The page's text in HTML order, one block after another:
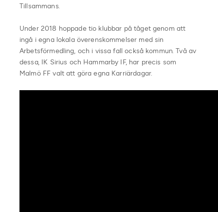
Tillsammans.
Under 2018 hoppade tio klubbar på tåget genom att
ingå i egna lokala överenskommelser med sin
Arbetsförmedling, och i vissa fall också kommun. Två av
dessa, IK Sirius och Hammarby IF, har precis som
Malmö FF valt att göra egna Karriärdagar.